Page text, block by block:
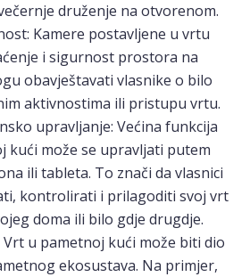
druženje na otvorenom.
Kamere postavljene u vrtu
i sigurnost prostora na
obavještavati vlasnike o bilo
aktivnostima ili pristupu vrtu.
upravljanje: Većina funkcija
kući može se upravljati putem
ili tableta. To znači da vlasnici
kontrolirati i prilagoditi svoj vrt
doma ili bilo gdje drugdje.
Vrt u pametnoj kući može biti dio
ekosustava. Na primjer,